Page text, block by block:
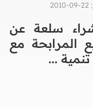
سلعة عن
المرابحة مع
...